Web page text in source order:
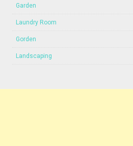
Garden
Laundry Room
Gorden
Landscaping